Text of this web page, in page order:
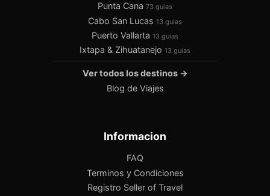
Punta Cana 73 guias
Cabo San Lucas 13 guias
Puerto Vallarta 13 guias
Ixtapa & Zihuatanejo 13 guias
Ver todos los destinos →
Blog de Viajes
Informacion
FAQ
Terminos y Condiciones
Registro Seller of Travel